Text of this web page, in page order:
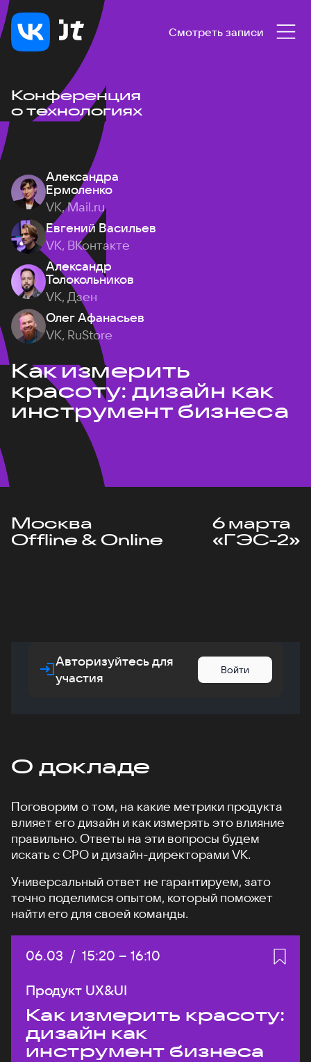
Смотреть записи
Конференция
о технологиях
Александра
Ермоленко
VK, Mail.ru
Евгений Васильев
VK, ВКонтакте
Александр
Толокольников
VK, Дзен
Олег Афанасьев
VK, RuStore
Как измерить
красоту: дизайн как
инструмент бизнеса
Москва
Offline & Online
6 марта
«ГЭС-2»
Авторизуйтесь для
участия
Войти
О докладе
Поговорим о том, на какие метрики продукта
влияет его дизайн и как измерять это влияние
правильно. Ответы на эти вопросы будем
искать с CPO и дизайн-директорами VK.
Универсальный ответ не гарантируем, зато
точно поделимся опытом, который поможет
найти его для своей команды.
Дата:
06.03 / Начало:
15:20 – Конец:
16:10
Продукт UX&UI
Как измерить красоту:
дизайн как
инструмент бизнеса